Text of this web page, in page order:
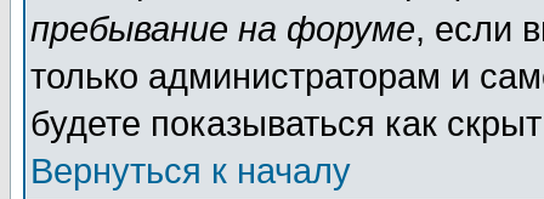
пребывание на форуме, если
только администраторам и
будете показываться как
Вернуться к началу